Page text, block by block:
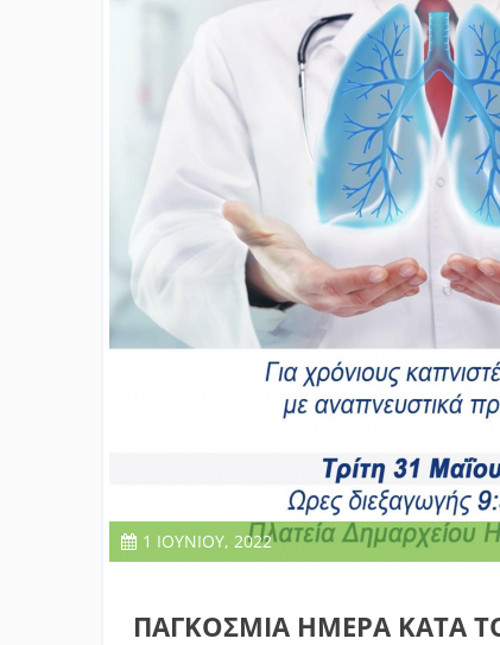
1 ΙΟΥΝΊΟΥ, 2022
ΠΑΓΚΟΣΜΙΑ ΗΜΕΡΑ ΚΑΤΑ